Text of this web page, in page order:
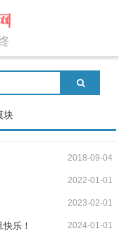
块
2018-09-04
2022-01-01
2023-02-01
乐！ 2024-01-01